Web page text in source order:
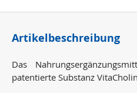
Artikelbeschreibung
Das
patentierte Substanz